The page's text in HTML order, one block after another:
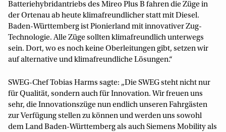
Batteriehybridantriebs des Mireo Plus B fahren die Züge in
der Ortenau ab heute klimafreundlicher statt mit Diesel.
Baden-Württemberg ist Pionierland mit innovativer Zug-
Technologie. Alle Züge sollten klimafreundlich unterwegs
sein. Dort, wo es noch keine Oberleitungen gibt, setzen wir
auf alternative und klimafreundliche Lösungen.“
SWEG-Chef Tobias Harms sagte: „Die SWEG steht nicht nur
für Qualität, sondern auch für Innovation. Wir freuen uns
sehr, die Innovationszüge nun endlich unseren Fahrgästen
zur Verfügung stellen zu können und werden uns sowohl
dem Land Baden-Württemberg als auch Siemens Mobility als